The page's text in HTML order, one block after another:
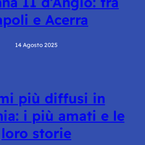
e Acerra
14 Agosto 2025
più diffusi in
i più amati e le
loro storie